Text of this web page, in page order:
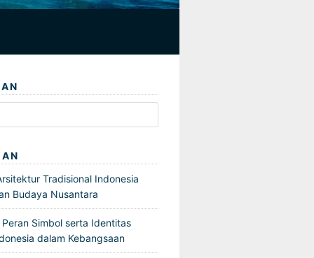
Tradisional Indonesia
Budaya Nusantara
Simbol serta Identitas
dalam Kebangsaan